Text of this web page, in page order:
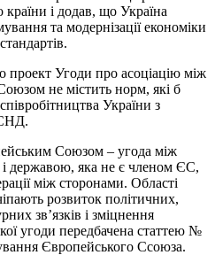
і додав, що Україна
та модернізації економіки
проект Угоди про асоціацію між
не містить норм, які б
України з
Союзом – угода між
державою, яка не є членом ЄС,
між сторонами. Області
розвиток політичних,
зв’язків і зміцнення
угоди передбачена статтею №
Європейського Ссоюза.